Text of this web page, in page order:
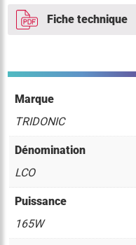
Fiche technique
Marque
TRIDONIC
Dénomination
LCO
Puissance
165W